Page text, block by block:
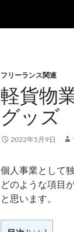
フリーランス関連
軽貨物
グッズ
2022年5月9日
個人事業として
どのような項目
と思います。